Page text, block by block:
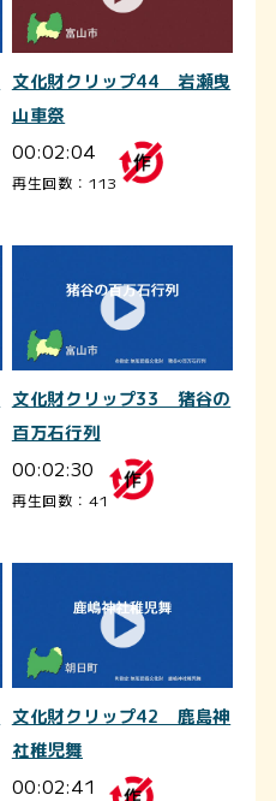
文化財クリップ44 岩瀬曳
山車祭
00:02:04
再生回数：113
文化財クリップ33 猪谷の
百万石行列
00:02:30
再生回数：41
文化財クリップ42 鹿島神
社稚児舞
00:02:41